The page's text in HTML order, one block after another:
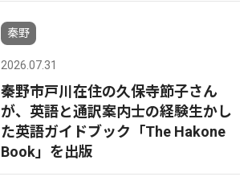
秦野
2026.07.31
秦野市戸川在住の久保寺節子さん
が、英語と通訳案内士の経験生かし
た英語ガイドブック「The Hakone
Book」を出版